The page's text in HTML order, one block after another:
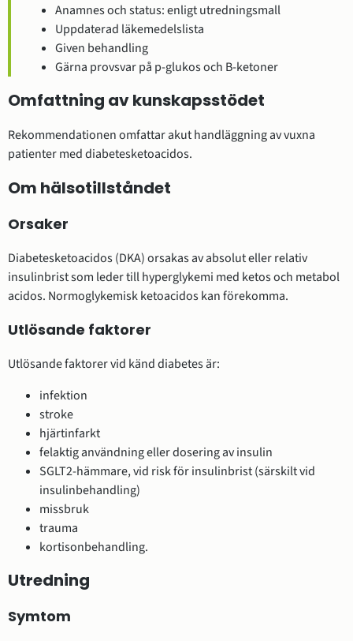
Anamnes och status: enligt utredningsmall
Uppdaterad läkemedelslista
Given behandling
Gärna provsvar på p-glukos och B-ketoner
Omfattning av kunskapsstödet
Rekommendationen omfattar akut handläggning av vuxna
patienter med diabetesketoacidos.
Om hälsotillståndet
Orsaker
Diabetesketoacidos (DKA) orsakas av absolut eller relativ
insulinbrist som leder till hyperglykemi med ketos och metabol
acidos. Normoglykemisk ketoacidos kan förekomma.
Utlösande faktorer
Utlösande faktorer vid känd diabetes är:
infektion
stroke
hjärtinfarkt
felaktig användning eller dosering av insulin
SGLT2-hämmare, vid risk för insulinbrist (särskilt vid
insulinbehandling)
missbruk
trauma
kortisonbehandling.
Utredning
Symtom